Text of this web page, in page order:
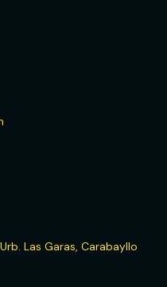
Las Garas, Carabayllo